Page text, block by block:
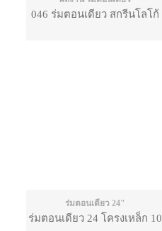
046 ร่มตอนเดียว สกรีนโลโก้
ร่มตอนเดียว 24"
ร่มตอนเดียว 24 โครงเหล็ก 10